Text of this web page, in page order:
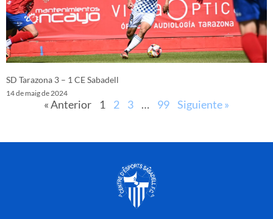
SD Tarazona 3 – 1 CE Sabadell
14 de maig de 2024
« Anterior 1 2 3 … 99 Siguiente »